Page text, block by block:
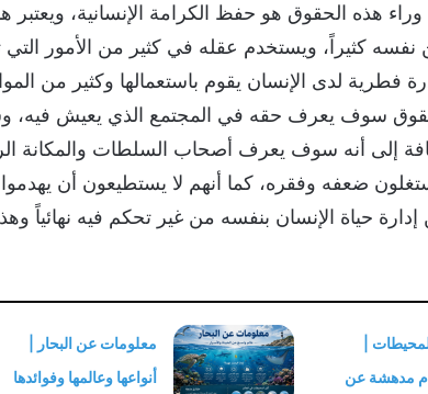
هذه الحقوق هو حفظ الكرامة الإنسانية،
كثيراً، ويستخدم عقله في كثير من الأمور
لدى الإنسان يقوم باستعمالها وكثير من
سوف يعرف حقه في المجتمع الذي يعيش فيه،
إلى أنه سوف يعرف أصحاب السلطات والمكانة
ضعفه وفقره، كما أنهم لا يستطيعون أن
حياة الإنسان بنفسه من غير تحكم فيه نهائياً
|
مدهشة عن
معلومات عن البحار |
أنواعها وعالمها وفوائدها